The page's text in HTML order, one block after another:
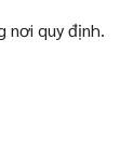
nơi quy định.